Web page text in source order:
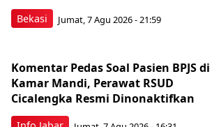
Bekasi Jumat, 7 Agu 2026 - 21:59
Komentar Pedas Soal Pasien BPJS di
Kamar Mandi, Perawat RSUD
Cicalengka Resmi Dinonaktifkan